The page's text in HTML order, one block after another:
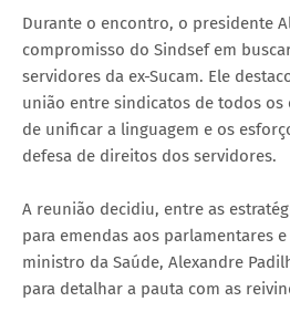
Durante o encontro, o presidente
compromisso do Sindsef em
servidores da ex-Sucam. Ele
união entre sindicatos de todos os
de unificar a linguagem e os
defesa de direitos dos servidores.
A reunião decidiu, entre as
para emendas aos parlamentares
ministro da Saúde, Alexandre
para detalhar a pauta com as